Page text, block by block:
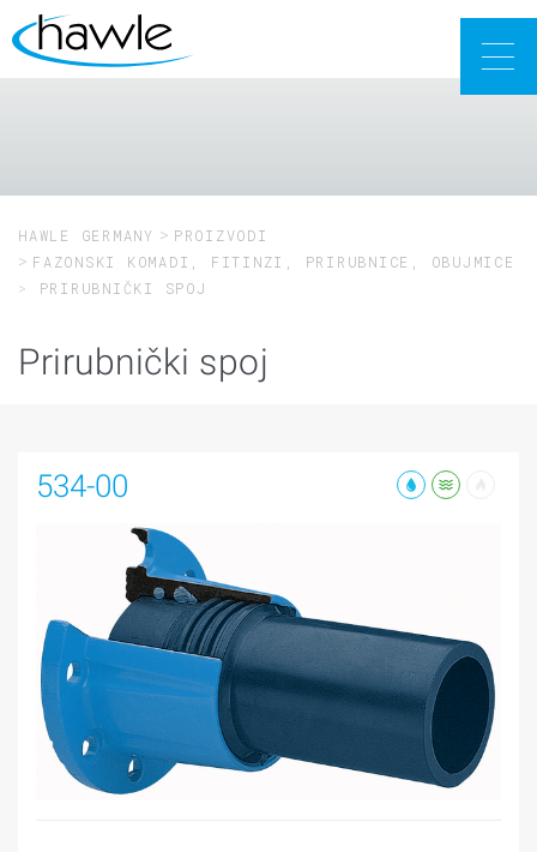
HAWLE GERMANY
PROIZVODI
FAZONSKI KOMADI, FITINZI, PRIRUBNICE, OBUJMICE
PRIRUBNIČKI SPOJ
Prirubnički spoj
534-00